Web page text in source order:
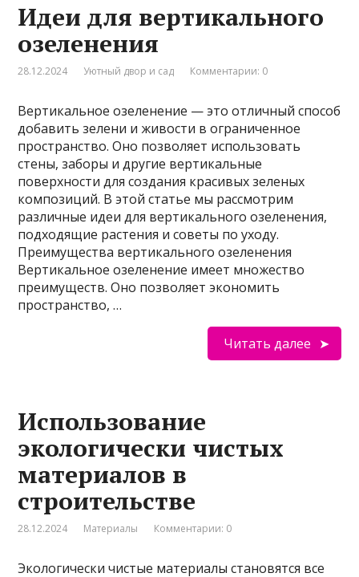
Идеи для вертикального
озеленения
28.12.2024 Уютный двор и сад Комментарии: 0
Вертикальное озеленение — это отличный способ
добавить зелени и живости в ограниченное
пространство. Оно позволяет использовать
стены, заборы и другие вертикальные
поверхности для создания красивых зеленых
композиций. В этой статье мы рассмотрим
различные идеи для вертикального озеленения,
подходящие растения и советы по уходу.
Преимущества вертикального озеленения
Вертикальное озеленение имеет множество
преимуществ. Оно позволяет экономить
пространство, …
Читать далее
Использование
экологически чистых
материалов в
строительстве
28.12.2024 Материалы Комментарии: 0
Экологически чистые материалы становятся все